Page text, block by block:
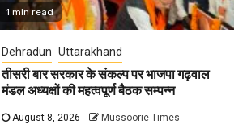
1 min read
Dehradun Uttarakhand
तीसरी बार सरकार के संकल्प पर भाजपा गढ़वाल
मंडल अध्यक्षों की महत्वपूर्ण बैठक सम्पन्न
August 8, 2026 Mussoorie Times